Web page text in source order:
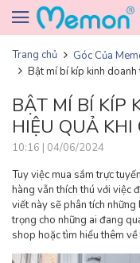
Skip to content
Trang chủ Góc Của
Bật mí bí kíp kinh
BẬT MÍ BÍ KÍP
HIỆU QUẢ KHI
10:16 | 04/06/2024
Tuy việc mua sắm trực
hàng vẫn thích thú với việc
viết này sẽ phân tích
trọng cho những ai đang
shop hoặc tìm hiểu thêm